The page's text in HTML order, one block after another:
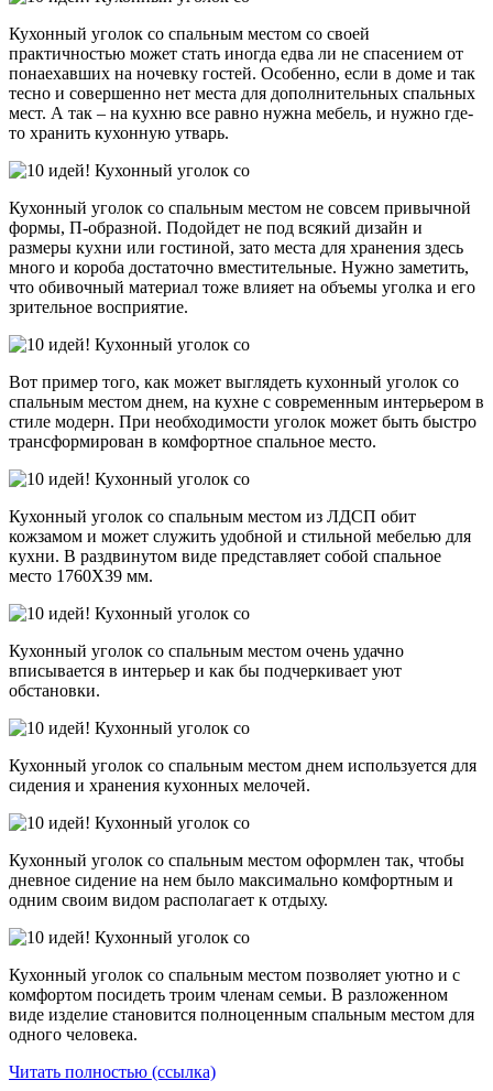
Кухонный уголок со спальным местом со своей
практичностью может стать иногда едва ли не спасением от
понаехавших на ночевку гостей. Особенно, если в доме и так
тесно и совершенно нет места для дополнительных спальных
мест. А так – на кухню все равно нужна мебель, и нужно где-
то хранить кухонную утварь.
Кухонный уголок со спальным местом не совсем привычной
формы, П-образной. Подойдет не под всякий дизайн и
размеры кухни или гостиной, зато места для хранения здесь
много и короба достаточно вместительные. Нужно заметить,
что обивочный материал тоже влияет на объемы уголка и его
зрительное восприятие.
Вот пример того, как может выглядеть кухонный уголок со
спальным местом днем, на кухне с современным интерьером в
стиле модерн. При необходимости уголок может быть быстро
трансформирован в комфортное спальное место.
Кухонный уголок со спальным местом из ЛДСП обит
кожзамом и может служить удобной и стильной мебелью для
кухни. В раздвинутом виде представляет собой спальное
место 1760Х39 мм.
Кухонный уголок со спальным местом очень удачно
вписывается в интерьер и как бы подчеркивает уют
обстановки.
Кухонный уголок со спальным местом днем используется для
сидения и хранения кухонных мелочей.
Кухонный уголок со спальным местом оформлен так, чтобы
дневное сидение на нем было максимально комфортным и
одним своим видом располагает к отдыху.
Кухонный уголок со спальным местом позволяет уютно и с
комфортом посидеть троим членам семьи. В разложенном
виде изделие становится полноценным спальным местом для
одного человека.
Читать полностью (ссылка)